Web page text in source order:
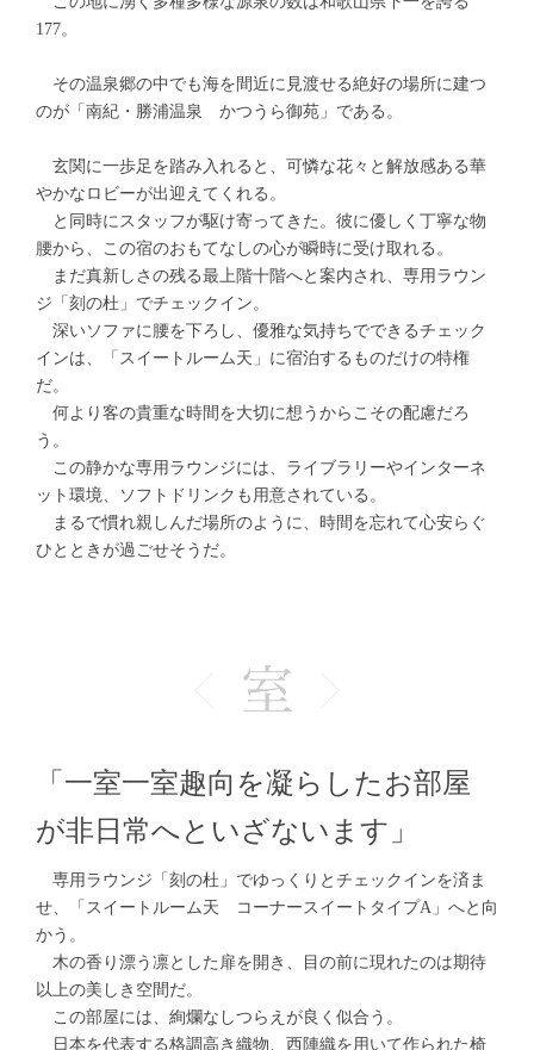
177。
その温泉郷の中でも海を間近に見渡せる絶好の場所に建つ
のが「南紀・勝浦温泉 かつうら御苑」である。
玄関に一歩足を踏み入れると、可憐な花々と解放感ある華
やかなロビーが出迎えてくれる。
と同時にスタッフが駆け寄ってきた。彼に優しく丁寧な物
腰から、この宿のおもてなしの心が瞬時に受け取れる。
まだ真新しさの残る最上階十階へと案内され、専用ラウン
ジ「刻の杜」でチェックイン。
深いソファに腰を下ろし、優雅な気持ちでできるチェック
インは、「スイートルーム天」に宿泊するものだけの特権
だ。
何より客の貴重な時間を大切に想うからこその配慮だろ
う。
この静かな専用ラウンジには、ライブラリーやインターネ
ット環境、ソフトドリンクも用意されている。
まるで慣れ親しんだ場所のように、時間を忘れて心安らぐ
ひとときが過ごせそうだ。
「一室一室趣向を凝らしたお部屋
が非日常へといざないます」
専用ラウンジ「刻の杜」でゆっくりとチェックインを済ま
せ、「スイートルーム天 コーナースイートタイプA」へと向
かう。
木の香り漂う凛とした扉を開き、目の前に現れたのは期待
以上の美しき空間だ。
この部屋には、絢爛なしつらえが良く似合う。
日本を代表する格調高き織物、西陣織を用いて作られた椅